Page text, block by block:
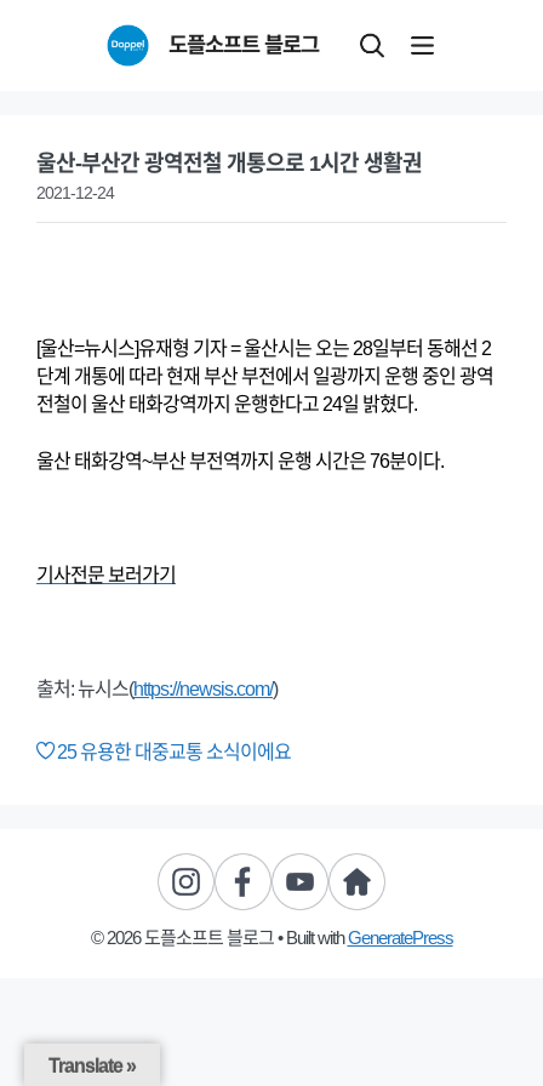
도플소프트 블로그
울산-부산간 광역전철 개통으로 1시간 생활권
2021-12-24
[울산=뉴시스]유재형 기자 = 울산시는 오는 28일부터 동해선 2
단계 개통에 따라 현재 부산 부전에서 일광까지 운행 중인 광역
전철이 울산 태화강역까지 운행한다고 24일 밝혔다.
울산 태화강역~부산 부전역까지 운행 시간은 76분이다.
기사전문 보러가기
출처: 뉴시스(https://newsis.com/)
25유용한 대중교통 소식이에요
© 2026 도플소프트 블로그• Built withGeneratePress
Translate »